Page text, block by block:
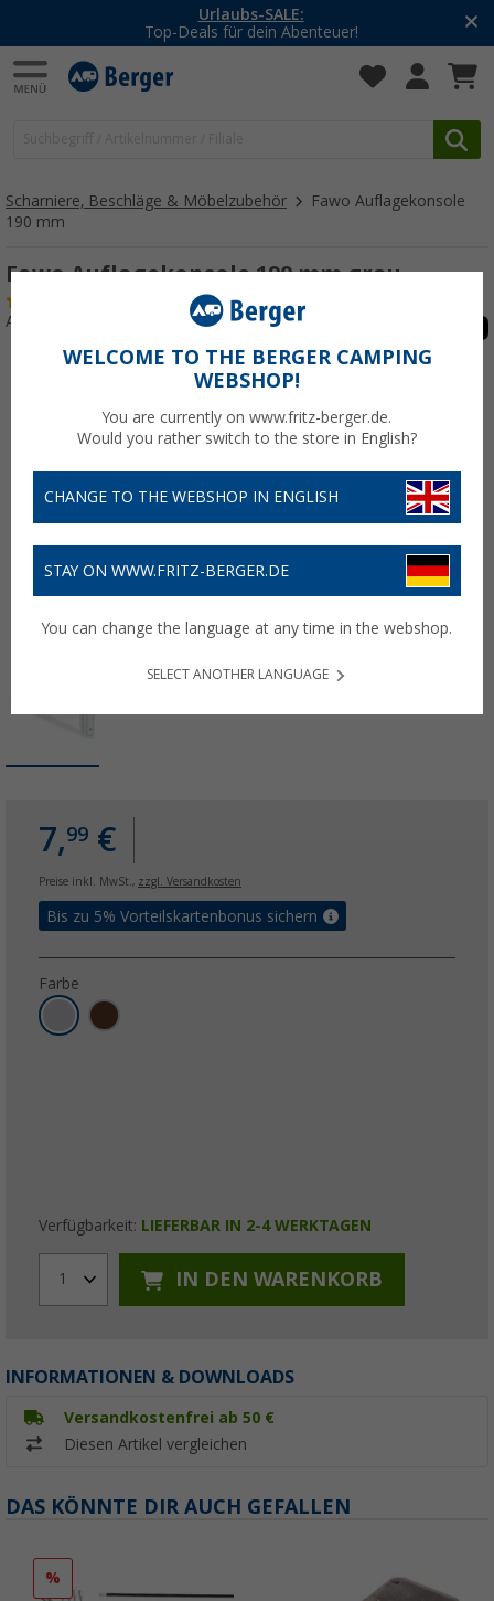
-20% auf Kleidung und Schuhe
Mit dem Aktionscode20SSV
Scharniere, Beschläge & Möbelzubehör
Fawo Auflagekonsole
190 mm
Fawo Auflagekonsole 190 mm grau
Art.-Nr.: 186250
7,99 €
Preise inkl. MwSt., zzgl. Versandkosten
Bis zu 5% Vorteilskartenbonus sichern
Farbe
Verfügbarkeit: LIEFERBAR IN 2-4 WERKTAGEN
1 IN DEN WARENKORB
INFORMATIONEN & DOWNLOADS
Versandkostenfrei ab 50 €
Diesen Artikel vergleichen
DAS KÖNNTE DIR AUCH GEFALLEN
%
WELCOME TO THE BERGER CAMPING
WEBSHOP!
You are currently on www.fritz-berger.de.
Would you rather switch to the store in English?
CHANGE TO THE WEBSHOP IN ENGLISH
STAY ON WWW.FRITZ-BERGER.DE
You can change the language at any time in the webshop.
SELECT ANOTHER LANGUAGE